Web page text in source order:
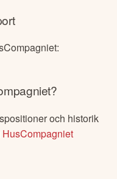
:
?
och historik
HusCompagniet